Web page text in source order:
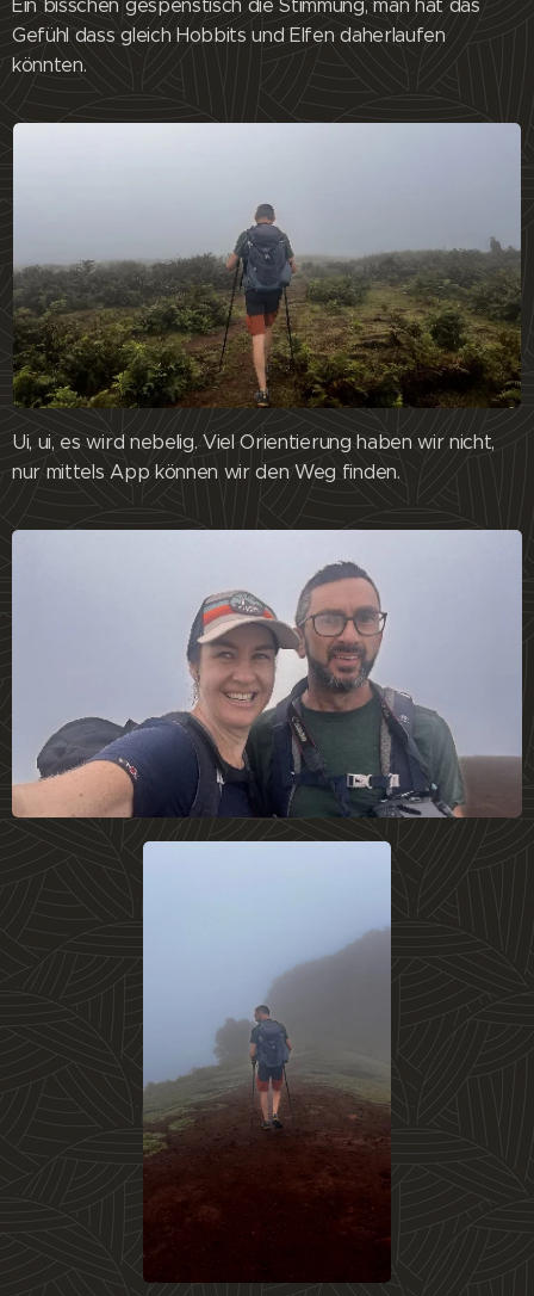
Ein bisschen gespenstisch die Stimmung, man hat das
Gefühl dass gleich Hobbits und Elfen daherlaufen
könnten.
Ui, ui, es wird nebelig. Viel Orientierung haben wir nicht,
nur mittels App können wir den Weg finden.